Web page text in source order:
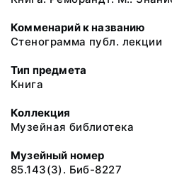
Комменарий к названию
Стенограмма публ. лекции
Тип предмета
Книга
Коллекция
Музейная библиотека
Музейный номер
85.143(3). Биб-8227